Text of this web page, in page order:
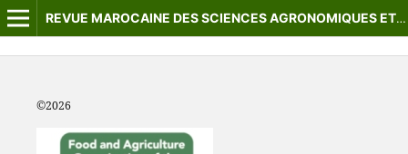
REVUE MAROCAINE DES SCIENCES AGRONOMIQUES ET VÉTÉRINAIRES
©2026